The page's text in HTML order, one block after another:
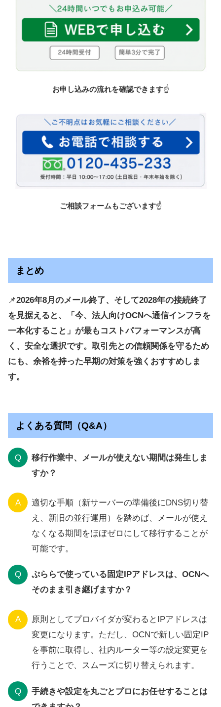
お申し込みの流れを確認できます☝️
ご相談フォームもございます☝️
まとめ
📌2026年8月のメール終了、そして2028年の接続終了
を見据えると、「今、法人向けOCNへ通信インフラを
一本化すること」が最もコストパフォーマンスが高
く、安全な選択です。取引先との信頼関係を守るため
にも、余裕を持った早期の対策を強くおすすめしま
す。
よくある質問（Q&A）
Q
移行作業中、メールが使えない期間は発生しま
すか？
A
適切な手順（新サーバーの準備後にDNS切り替
え、新旧の並行運用）を踏めば、メールが使え
なくなる期間をほぼゼロにして移行することが
可能です。
Q
ぷららで使っている固定IPアドレスは、OCNへ
そのまま引き継げますか？
A
原則としてプロバイダが変わるとIPアドレスは
変更になります。ただし、OCNで新しい固定IP
を事前に取得し、社内ルーター等の設定変更を
行うことで、スムーズに切り替えられます。
Q
手続きや設定を丸ごとプロにお任せすることは